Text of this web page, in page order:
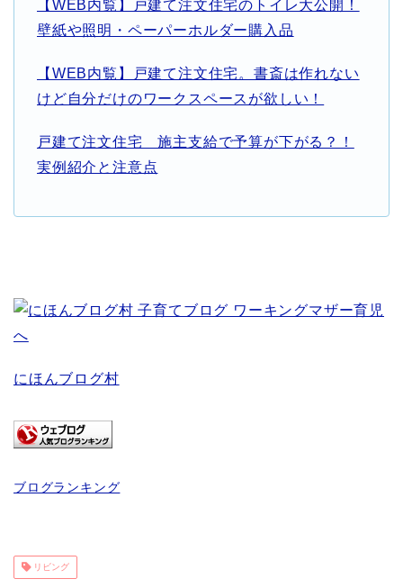
【WEB内覧】戸建て注文住宅のトイレ大公開！
壁紙や照明・ペーパーホルダー購入品
【WEB内覧】戸建て注文住宅。書斎は作れない
けど自分だけのワークスペースが欲しい！
戸建て注文住宅 施主支給で予算が下がる？！
実例紹介と注意点
にほんブログ村
ブログランキング
リビング